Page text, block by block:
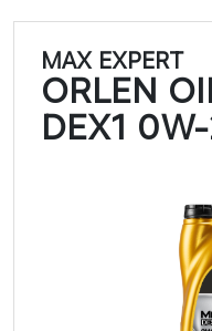
MAX EXPERT
ORLEN
DEX1